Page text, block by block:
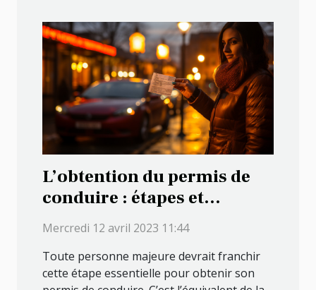
L’obtention du permis de
conduire : étapes et
conditions
Mercredi 12 avril 2023 11:44
Toute personne majeure devrait franchir
cette étape essentielle pour obtenir son